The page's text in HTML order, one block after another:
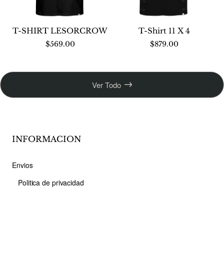
Nuevo
T-SHIRT LESORCROW
$569.00
Nuevo
T-Shirt 11 X 4
$879.00
Ver Todo
INFORMACION
Envios
Politica de privacidad